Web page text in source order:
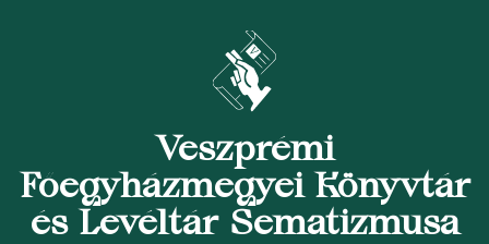
Veszprémi
Főegyházmegyei Könyvtár
és Levéltár Sematizmusa